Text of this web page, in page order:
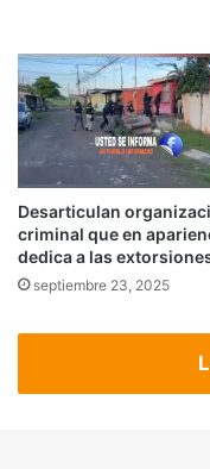
Desarticulan
criminal que en
dedica a las
septiembre 23, 2025